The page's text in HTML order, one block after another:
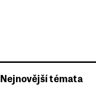
Nejnovější témata